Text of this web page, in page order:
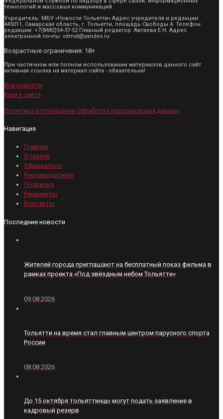
технологий и массовых коммуникаций.
Учредитель: МБУ «Новости Тольятти» Адрес учредителя и редакции:
445011, Самарская область, г. Тольятти, площадь Свободы 4. Телефон
редакции: +7(8482)54-37-52 Главный редактор: Автаева Е.Н. Адрес
электронной почты: vdmst@yandex.ru
Возрастные ограничения: 18+
При частичном или полном использовании материалов данного сайт
активная ссылка на материал сайта - обязательна!
Все новости
Карта сайта
Политика в отношении обработки персональных данных
Навигация
Главная
О газете
Официально
Рекламодателю
Подписка
Реквизиты
Контакты
Последние новости
Жителей города приглашают на бесплатный показ фильма в
рамках проекта «Под звёздным небом Тольятти»
09.08.2026
Тольятти на время стал главным центром парусного спорта
России
08.08.2026
До 15 октября тольяттинцы могут подать заявление в
кадровый резерв